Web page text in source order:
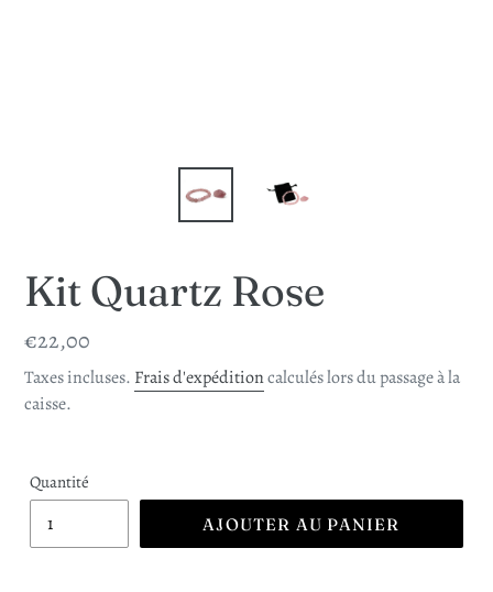
Kit Quartz Rose
Prix
normal
€22,00
Taxes incluses. Frais d'expéditioncalculés lors du passage à la
caisse.
Quantité
AJOUTER AU PANIER